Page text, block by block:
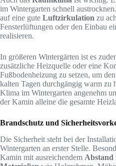
im Wintergarten schnell
auf eine gute Luftzirkulation zu
Fensterlüftungen oder den Einbau
realisieren.
In größeren Wintergärten ist es
zusätzliche Heizquelle oder eine
Fußbodenheizung zu setzen, um
kalten Tagen durchgängig warm zu
Klima im Wintergarten angenehm
der Kamin alleine die gesamte
Brandschutz und
Die Sicherheit steht bei der
Wintergarten an erster Stelle.
Kamin mit ausreichendem Abstand